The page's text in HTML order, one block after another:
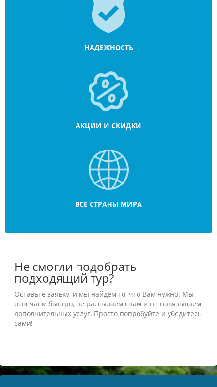
НАДЕЖНОСТЬ
АКЦИИ И СКИДКИ
ВСЕ СТРАНЫ МИРА
Не смогли подобрать
подходящий тур?
Оставьте заявку, и мы найдем то, что Вам нужно. Мы
отвечаем быстро, не рассылаем спам и не навязываем
дополнительных услуг. Просто попробуйте и убедитесь
сами!